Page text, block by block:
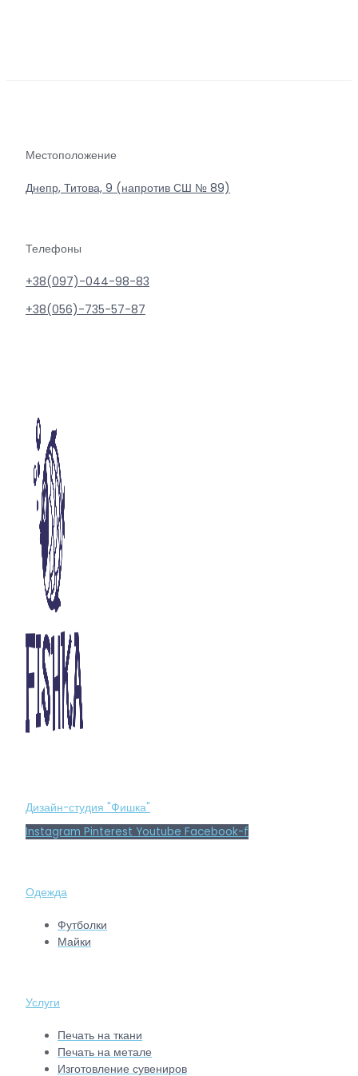
Местоположение
Днепр, Титова, 9 (напротив СШ № 89)
Телефоны
+38(097)-044-98-83
+38(056)-735-57-87
Дизайн-студия "Фишка"
Instagram Pinterest Youtube Facebook-f
Одежда
Футболки
Майки
Услуги
Печать на ткани
Печать на метале
Изготовление сувениров